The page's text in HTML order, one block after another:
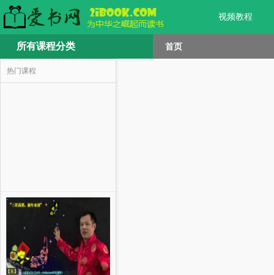
视频教程
所有课程分类 首页
热门课程